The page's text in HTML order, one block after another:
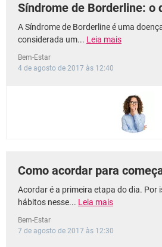
Síndrome de Borderline: o
A Síndrome de Borderline é uma
considerada um... Leia mais
Bem-Estar
4 de agosto de 2017 às 12:40
Como acordar para
Acordar é a primeira etapa do dia. Por
hábitos nesse... Leia mais
Bem-Estar
7 de agosto de 2017 às 12:30